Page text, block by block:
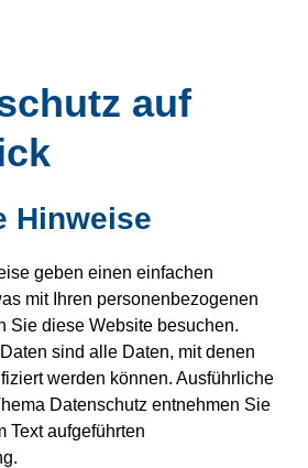
auf
Hinweise
geben einen einfachen
mit Ihren personenbezogenen
Sie diese Website besuchen.
sind alle Daten, mit denen
werden können. Ausführliche
Datenschutz entnehmen Sie
Text aufgeführten